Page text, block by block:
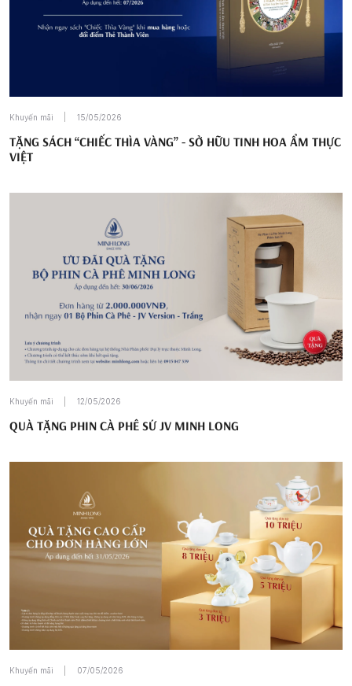
Khuyến mãi 15/05/2026
TẶNG SÁCH “CHIẾC THÌA VÀNG” - SỞ HỮU TINH HOA ẨM THỰC
VIỆT
Khuyến mãi 12/05/2026
QUÀ TẶNG PHIN CÀ PHÊ SỨ JV MINH LONG
Khuyến mãi 07/05/2026